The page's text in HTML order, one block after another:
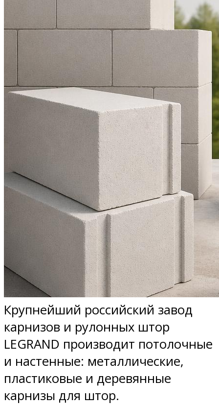
Крупнейший российский завод
карнизов и рулонных штор
LEGRAND производит потолочные
и настенные: металлические,
пластиковые и деревянные
карнизы для штор.